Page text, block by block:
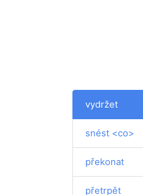
vydržet
snést <co>
překonat
přetrpět